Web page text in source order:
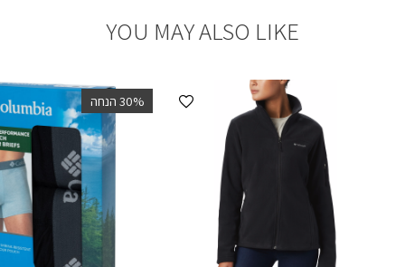
YOU MAY ALSO LIKE
הוספה למועדפים
‫30% הנחה